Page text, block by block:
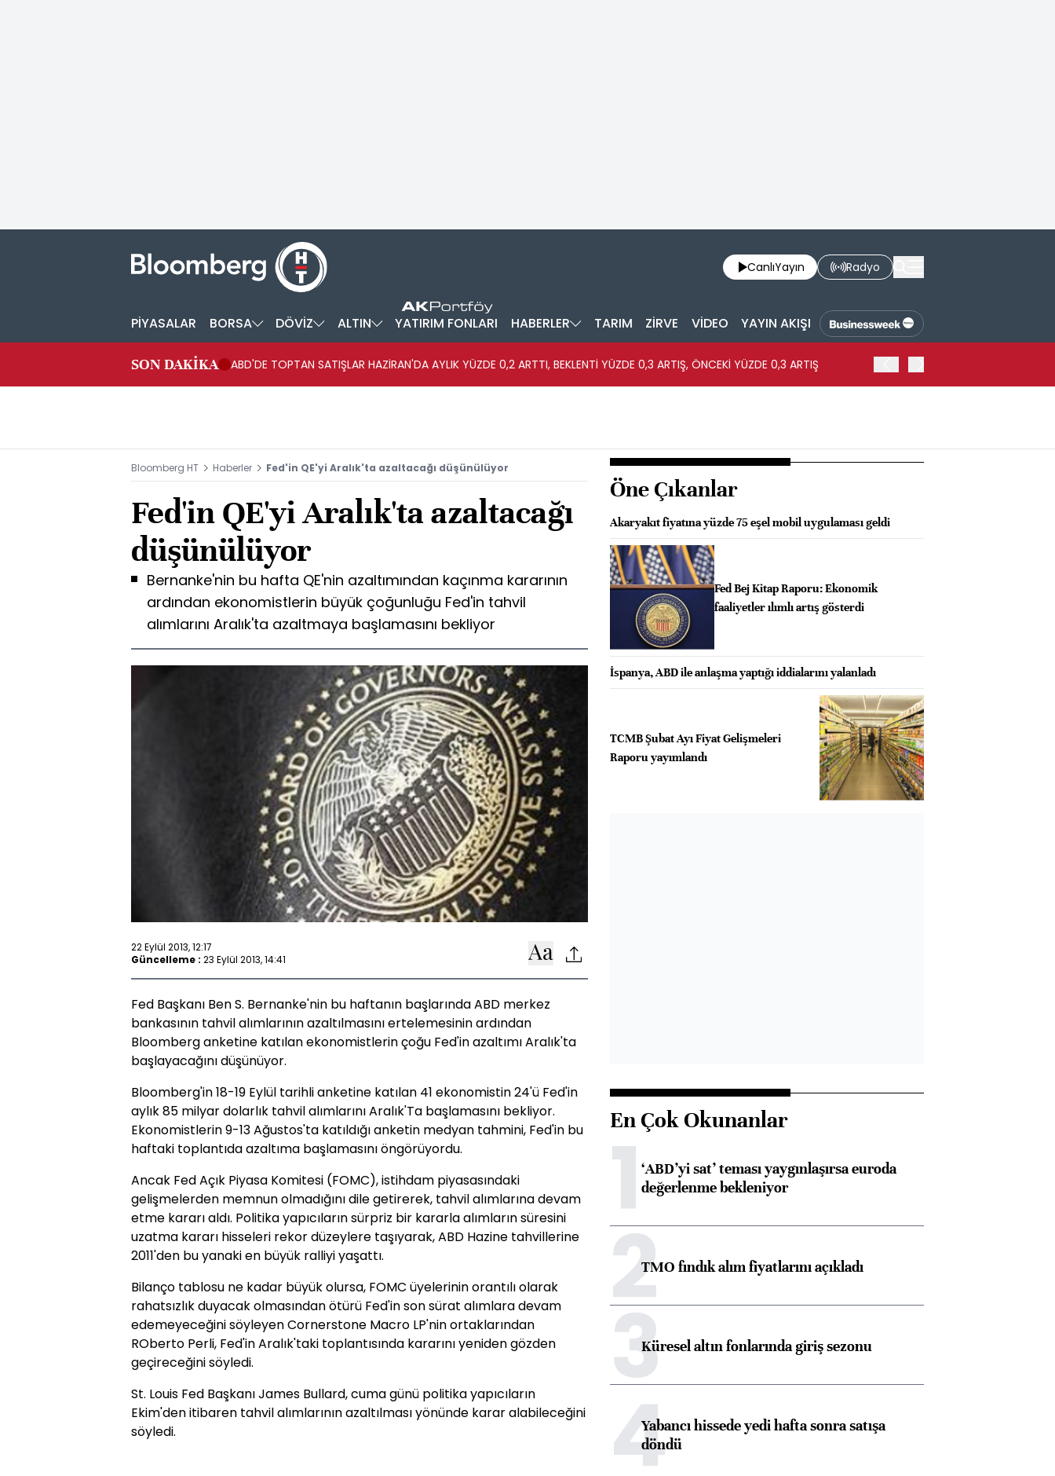
CanlıYayın Radyo
PİYASALAR BORSA DÖVİZ ALTIN YATIRIM FONLARI HABERLER TARIM ZİRVE VİDEO YAYIN AKIŞI
SON DAKİKA ABD'DE TOPTAN SATIŞLAR HAZİRAN'DA AYLIK YÜZDE 0,2 ARTTI, BEKLENTİ YÜZDE 0,3 ARTIŞ, ÖNCEKİ YÜZDE 0,3 ARTIŞ
Bloomberg HT Haberler Fed'in QE'yi Aralık'ta azaltacağı düşünülüyor
Fed'in QE'yi Aralık'ta azaltacağı
düşünülüyor
Bernanke'nin bu hafta QE'nin azaltımından kaçınma kararının
ardından ekonomistlerin büyük çoğunluğu Fed'in tahvil
alımlarını Aralık'ta azaltmaya başlamasını bekliyor
22 Eylül 2013, 12:17
Güncelleme : 23 Eylül 2013, 14:41
Fed Başkanı Ben S. Bernanke'nin bu haftanın başlarında ABD merkez
bankasının tahvil alımlarının azaltılmasını ertelemesinin ardından
Bloomberg anketine katılan ekonomistlerin çoğu Fed'in azaltımı Aralık'ta
başlayacağını düşünüyor.
Bloomberg'in 18-19 Eylül tarihli anketine katılan 41 ekonomistin 24'ü Fed'in
aylık 85 milyar dolarlık tahvil alımlarını Aralık'Ta başlamasını bekliyor.
Ekonomistlerin 9-13 Ağustos'ta katıldığı anketin medyan tahmini, Fed'in bu
haftaki toplantıda azaltıma başlamasını öngörüyordu.
Ancak Fed Açık Piyasa Komitesi (FOMC), istihdam piyasasındaki
gelişmelerden memnun olmadığını dile getirerek, tahvil alımlarına devam
etme kararı aldı. Politika yapıcıların sürpriz bir kararla alımların süresini
uzatma kararı hisseleri rekor düzeylere taşıyarak, ABD Hazine tahvillerine
2011'den bu yanaki en büyük ralliyi yaşattı.
Bilanço tablosu ne kadar büyük olursa, FOMC üyelerinin orantılı olarak
rahatsızlık duyacak olmasından ötürü Fed'in son sürat alımlara devam
edemeyeceğini söyleyen Cornerstone Macro LP'nin ortaklarından
ROberto Perli, Fed'in Aralık'taki toplantısında kararını yeniden gözden
geçireceğini söyledi.
St. Louis Fed Başkanı James Bullard, cuma günü politika yapıcıların
Ekim'den itibaren tahvil alımlarının azaltılması yönünde karar alabileceğini
söyledi.
Öne Çıkanlar
Akaryakıt fiyatına yüzde 75 eşel mobil uygulaması geldi
Fed Bej Kitap Raporu: Ekonomik
faaliyetler ılımlı artış gösterdi
İspanya, ABD ile anlaşma yaptığı iddialarını yalanladı
TCMB Şubat Ayı Fiyat Gelişmeleri
Raporu yayımlandı
En Çok Okunanlar
1‘ABD’yi sat’ teması yaygınlaşırsa euroda
değerlenme bekleniyor
2TMO fındık alım fiyatlarını açıkladı
3Küresel altın fonlarında giriş sezonu
4Yabancı hissede yedi hafta sonra satışa
döndü